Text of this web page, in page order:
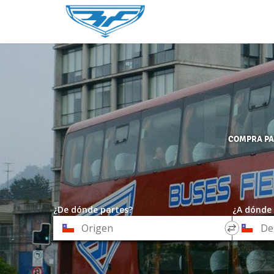
COMPRA
¿De dónde partes?
¿A
Origen
*
Destino